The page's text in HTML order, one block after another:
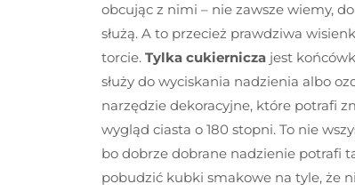
obcując z nimi – nie zawsze wiemy,
służą. A to przecież prawdziwa
torcie. Tylka cukiernicza jest
służy do wyciskania nadzienia albo
narzędzie dekoracyjne, które potrafi
wygląd ciasta o 180 stopni. To nie
bo dobrze dobrane nadzienie potrafi
pobudzić kubki smakowe na tyle, że